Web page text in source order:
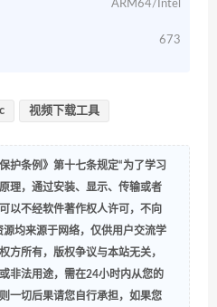
ARM64/Intel
673
视频下载工具
护条例》第十七条规定“为了学习
理，通过安装、显示、传输或者
以不经软件著作权人许可，不向
均来源于网络，仅供用户交流学
方所有，版权争议与本站无关，
非法用途，需在24小时内从您的
一切后果请您自行承担，如果您